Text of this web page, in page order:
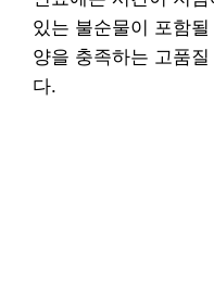
있는 불순물이 포함
양을 충족하는 고품
다.